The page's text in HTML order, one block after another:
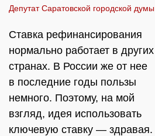
Депутат Саратовской городской думы
Ставка рефинансирования
нормально работает в других
странах. В России же от нее
в последние годы пользы
немного. Поэтому, на мой
взгляд, идея использовать
ключевую ставку — здравая.